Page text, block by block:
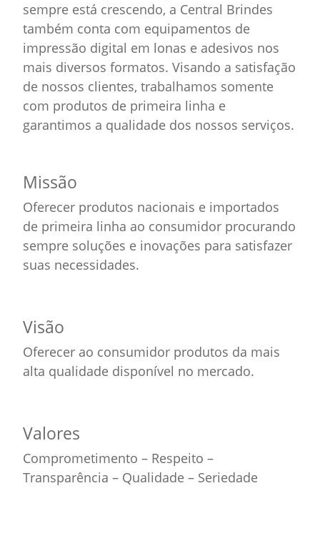
sempre está crescendo, a Central Brindes
também conta com equipamentos de
impressão digital em lonas e adesivos nos
mais diversos formatos. Visando a satisfação
de nossos clientes, trabalhamos somente
com produtos de primeira linha e
garantimos a qualidade dos nossos serviços.
Missão
Oferecer produtos nacionais e importados
de primeira linha ao consumidor procurando
sempre soluções e inovações para satisfazer
suas necessidades.
Visão
Oferecer ao consumidor produtos da mais
alta qualidade disponível no mercado.
Valores
Comprometimento – Respeito –
Transparência – Qualidade – Seriedade